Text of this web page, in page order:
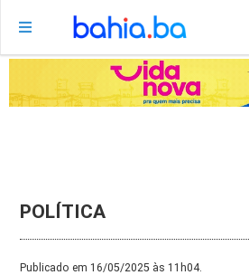
POLÍTICA
Publicado em 16/05/2025 às 11h04.